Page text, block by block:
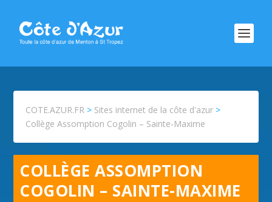
COTE.AZUR.FR > Sites internet de la côte d'azur >
Collège Assomption Cogolin – Sainte-Maxime
COLLÈGE ASSOMPTION
COGOLIN – SAINTE-MAXIME